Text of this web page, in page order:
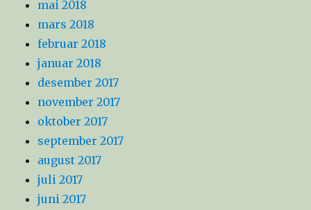
mai 2018
mars 2018
februar 2018
januar 2018
desember 2017
november 2017
oktober 2017
september 2017
august 2017
juli 2017
juni 2017